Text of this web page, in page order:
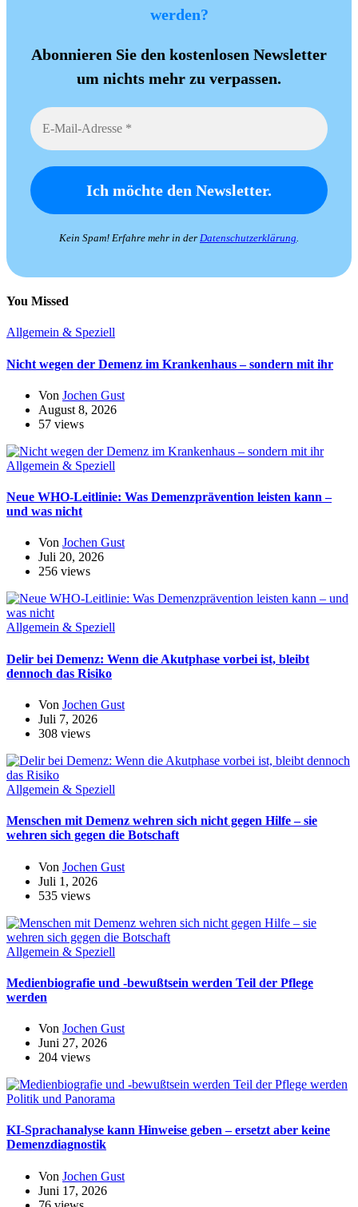
werden?
Abonnieren Sie den kostenlosen Newsletter
um nichts mehr zu verpassen.
Kein Spam! Erfahre mehr in der Datenschutzerklärung
You Missed
Allgemein & Speziell
Nicht wegen der Demenz im Krankenhaus – sondern mit ihr
Von Jochen Gust
August 8, 2026
57 views
Allgemein & Speziell
Neue WHO-Leitlinie: Was Demenzprävention leisten kann –
und was nicht
Von Jochen Gust
Juli 20, 2026
256 views
Allgemein & Speziell
Delir bei Demenz: Wenn die Akutphase vorbei ist, bleibt
dennoch das Risiko
Von Jochen Gust
Juli 7, 2026
308 views
Allgemein & Speziell
Menschen mit Demenz wehren sich nicht gegen Hilfe – sie
wehren sich gegen die Botschaft
Von Jochen Gust
Juli 1, 2026
535 views
Allgemein & Speziell
Medienbiografie und -bewußtsein werden Teil der Pflege
werden
Von Jochen Gust
Juni 27, 2026
204 views
Politik und Panorama
KI-Sprachanalyse kann Hinweise geben – ersetzt aber keine
Demenzdiagnostik
Von Jochen Gust
Juni 17, 2026